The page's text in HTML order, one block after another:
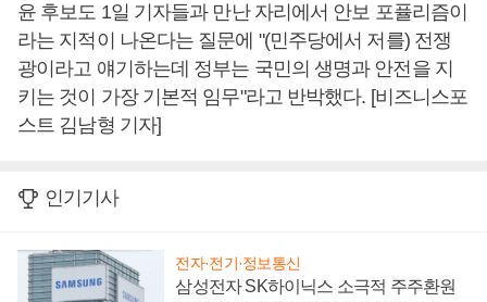
윤 후보도 1일 기자들과 만난 자리에서 안보 포퓰리즘이
라는 지적이 나온다는 질문에 "(민주당에서 저를) 전쟁
광이라고 얘기하는데 정부는 국민의 생명과 안전을 지
키는 것이 가장 기본적 임무"라고 반박했다. [비즈니스포
스트 김남형 기자]
인기기사
전자·전기·정보통신
삼성전자 SK하이닉스 소극적 주주환원